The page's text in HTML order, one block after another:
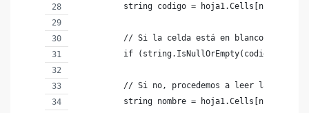
string codigo = hoja1.Cells[numFila,
// Si la celda está en blanco,
if (string.IsNullOrEmpty(codigo))
// Si no, procedemos a leer las otras
string nombre = hoja1.Cells[numFila,